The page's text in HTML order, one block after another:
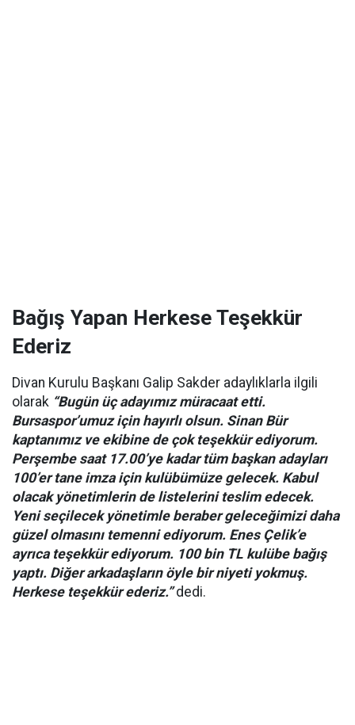
Bağış Yapan Herkese Teşekkür
Ederiz
Divan Kurulu Başkanı Galip Sakder adaylıklarla ilgili
olarak “Bugün üç adayımız müracaat etti.
Bursaspor’umuz için hayırlı olsun. Sinan Bür
kaptanımız ve ekibine de çok teşekkür ediyorum.
Perşembe saat 17.00’ye kadar tüm başkan adayları
100’er tane imza için kulübümüze gelecek. Kabul
olacak yönetimlerin de listelerini teslim edecek.
Yeni seçilecek yönetimle beraber geleceğimizi daha
güzel olmasını temenni ediyorum. Enes Çelik’e
ayrıca teşekkür ediyorum. 100 bin TL kulübe bağış
yaptı. Diğer arkadaşların öyle bir niyeti yokmuş.
Herkese teşekkür ederiz.”dedi.